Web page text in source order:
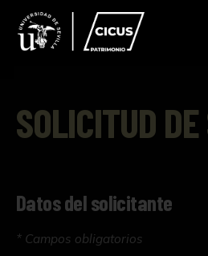
SOLICITUD
Datos del solicitante
* Campos obligatorios